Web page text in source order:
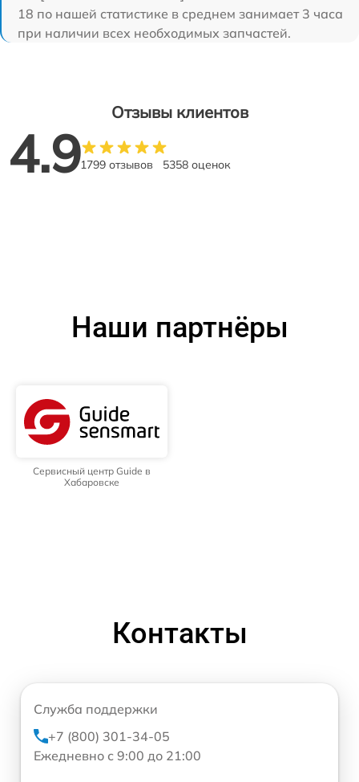
18 по нашей статистике в среднем занимает 3 часа
при наличии всех необходимых запчастей.
Отзывы клиентов
4.91799 отзывов 5358 оценок
Наши партнёры
Сервисный центр Guide в
Хабаровске
Контакты
Служба поддержки
+7 (800) 301-34-05
Ежедневно с 9:00 до 21:00